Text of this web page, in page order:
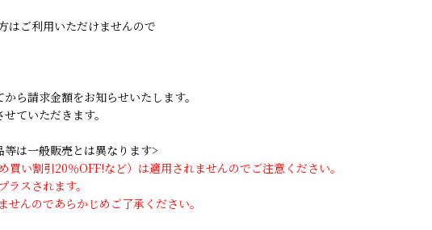
はご利用いただけませんので
ら請求金額をお知らせいたします。
ていただきます。
は一般販売とは異なります>
い割引20％OFF!など）は適用されませんのでご注意ください。
スされます。
んのであらかじめご了承ください。